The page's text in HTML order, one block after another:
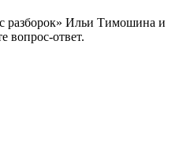
разборок» Ильи Тимошина и
вопрос-ответ.